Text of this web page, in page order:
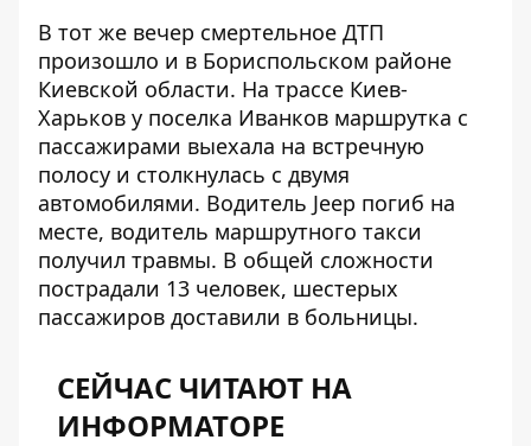
В тот же вечер смертельное ДТП
произошло и в Бориспольском районе
Киевской области. На трассе Киев-
Харьков у поселка Иванков маршрутка с
пассажирами выехала на встречную
полосу и столкнулась с двумя
автомобилями. Водитель Jeep погиб на
месте, водитель маршрутного такси
получил травмы. В общей сложности
пострадали 13 человек, шестерых
пассажиров доставили в больницы.
СЕЙЧАС ЧИТАЮТ НА
ИНФОРМАТОРЕ